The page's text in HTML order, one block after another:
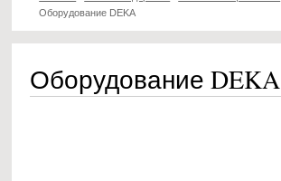
Оборудование DEKA
Оборудование DEKA